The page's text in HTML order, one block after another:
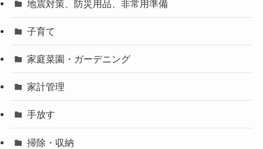
地震対策、防災用品、非常用準備
子育て
家庭菜園・ガーデニング
家計管理
手放す
掃除・収納